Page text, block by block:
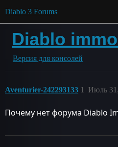
Diablo 3 Forums
Diablo
Версия для консолей
Aventurier-242293133 Июль
1
Почему нет форума Diablo